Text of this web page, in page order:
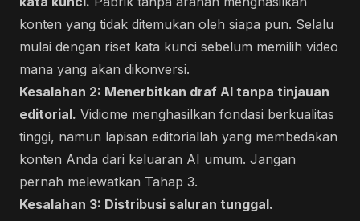
konten yang tidak ditemukan oleh siapa pun. Selalu
mulai dengan riset kata kunci sebelum memilih video
mana yang akan dikonversi.
Kesalahan 2: Menerbitkan draf AI tanpa tinjauan
editorial. Vidiome menghasilkan fondasi berkualitas
tinggi, namun lapisan editoriallah yang membedakan
konten Anda dari keluaran AI umum. Jangan
pernah melewatkan Tahap 3.
Kesalahan 3: Distribusi saluran tunggal.